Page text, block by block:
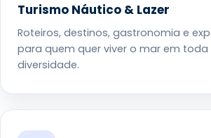
Turismo Náutico & Lazer
Roteiros, destinos, gastronomia e
para quem quer viver o mar em toda
diversidade.